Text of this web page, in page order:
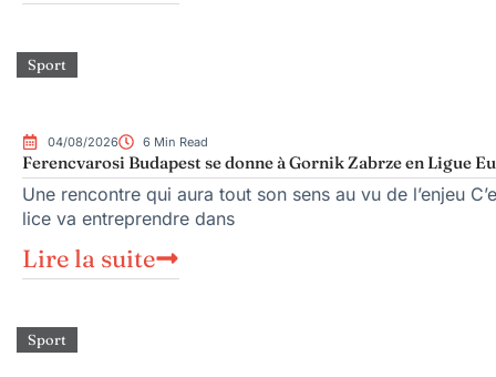
Sport
04/08/2026 6 Min Read
Ferencvarosi Budapest se donne à Gornik Zabrze en Ligue
Une rencontre qui aura tout son sens au vu de l’enjeu
lice va entreprendre dans
Lire la suite
Sport